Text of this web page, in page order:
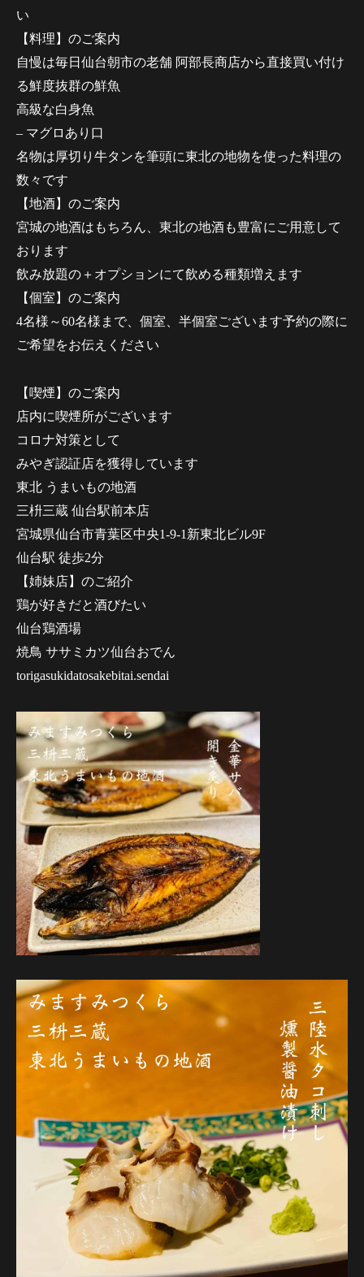
い
【料理】のご案内
自慢は毎日仙台朝市の老舗 阿部長商店から直接買い付け
る鮮度抜群の鮮魚
高級な白身魚
– マグロあり口
名物は厚切り牛タンを筆頭に東北の地物を使った料理の
数々です
【地酒】のご案内
宮城の地酒はもちろん、東北の地酒も豊富にご用意して
おります
飲み放題の＋オプションにて飲める種類増えます
【個室】のご案内
4名様～60名様まで、個室、半個室ございます予約の際に
ご希望をお伝えください
【喫煙】のご案内
店内に喫煙所がございます
コロナ対策として
みやぎ認証店を獲得しています
東北 うまいもの地酒
三枡三蔵 仙台駅前本店
宮城県仙台市青葉区中央1-9-1新東北ビル9F
仙台駅 徒歩2分
【姉妹店】のご紹介
鶏が好きだと酒びたい
仙台鶏酒場
焼鳥 ササミカツ仙台おでん
torigasukidatosakebitai.sendai